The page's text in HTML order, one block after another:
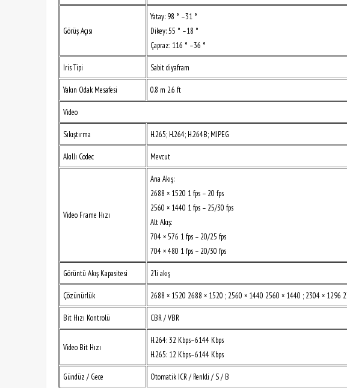
Görüş Açısı
Yatay: 98 ° –31 °
Dikey: 55 ° –18 °
Çapraz: 116 ° –36 °
İris Tipi Sabit diyafram
Yakın Odak Mesafesi 0.8 m 2.6 ft
Video
Sıkıştırma H.265; H.264; H.264B; MJPEG
Akıllı Codec Mevcut
Video Frame Hızı
Ana Akış:
2688 × 1520 1 fps – 20 fps
2560 × 1440 1 fps – 25/30 fps
Alt Akış:
704 × 576 1 fps – 20/25 fps
704 × 480 1 fps – 20/30 fps
Görüntü Akış Kapasitesi 2’li akış
Çözünürlük 2688 × 1520 2688 × 1520 ; 2560 × 1440 2560 × 1440 ; 2304 × 1296
Bit Hızı Kontrolü CBR / VBR
Video Bit Hızı
H.264: 32 Kbps–6144 Kbps
H.265: 12 Kbps–6144 Kbps
Gündüz / Gece Otomatik ICR / Renkli / S / B